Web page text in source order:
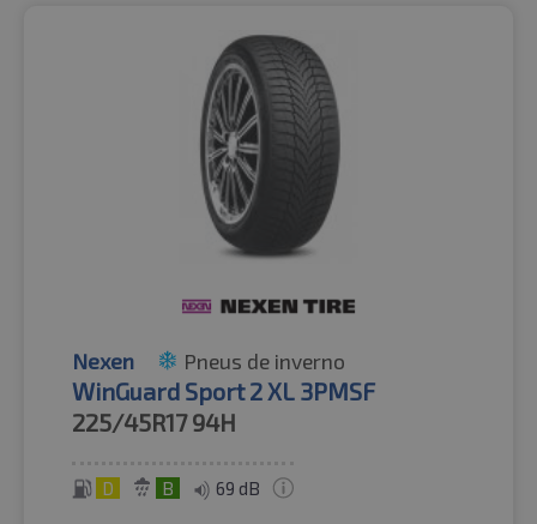
Nexen Pneus de inverno
WinGuard Sport 2 XL 3PMSF
225/45R17 94H
D B 69 dB